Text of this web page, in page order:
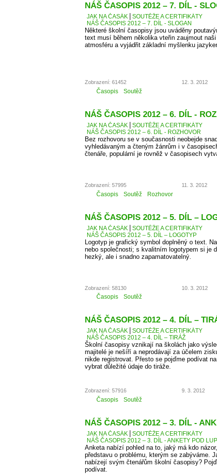
NÁŠ ČASOPIS 2012 – 7. DÍL -
JAK NA ČASÁK
SOUTĚŽE A CERTIFIKÁTY
NÁŠ ČASOPIS 2012 – 7. DÍL - SLOGAN
Některé školní časopisy jsou uváděny
text musí během několika vteřin zaujmout
atmosféru a vyjádřit základní myšlenku
Zobrazení: 61452 12. 3. 2012
Časopis Soutěž
NÁŠ ČASOPIS 2012 – 6. DÍL -
JAK NA ČASÁK
SOUTĚŽE A CERTIFIKÁTY
NÁŠ ČASOPIS 2012 – 6. DÍL - ROZHOVOR
Bez rozhovoru se v současnosti neobejde
vyhledávaným a čteným žánrům i v
čtenáře, populární je rovněž v časopisech
Zobrazení: 57995 11. 3. 2012
Časopis Soutěž Rozhovor
NÁŠ ČASOPIS 2012 – 5. DÍL –
JAK NA ČASÁK
SOUTĚŽE A CERTIFIKÁTY
NÁŠ ČASOPIS 2012 – 5. DÍL – LOGOTYP
Logotyp je grafický symbol doplněný o text.
nebo společnosti; s kvalitním logotypem si je
hezký, ale i snadno zapamatovatelný.
Zobrazení: 58130 10. 3. 2012
Časopis Soutěž
NÁŠ ČASOPIS 2012 – 4. DÍL –
JAK NA ČASÁK
SOUTĚŽE A CERTIFIKÁTY
NÁŠ ČASOPIS 2012 – 4. DÍL – TIRÁŽ
Školní časopisy vznikají na školách jako
majitelé je nešíří a neprodávají za účelem
nikde registrovat. Přesto se pojďme podívat
vybrat důležité údaje do tiráže.
Zobrazení: 57916 9. 3. 2012
Časopis Soutěž
NÁŠ ČASOPIS 2012 – 3. DÍL -
JAK NA ČASÁK
SOUTĚŽE A CERTIFIKÁTY
NÁŠ ČASOPIS 2012 – 3. DÍL - ANKETY POD
Anketa nabízí pohled na to, jaký má kdo
představu o problému, kterým se zabýváme.
nabízejí svým čtenářům školní časopisy?
podívat.